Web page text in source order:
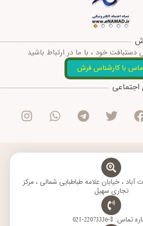
خود ، با ما در ارتباط باشید
با کارشناس فرش
اجتماعی
F
c
e
o
T
i
t
e
r
T
l
e
r
W
a
t
a
I
s
t
g
m
آباد ، خیابان علامه طباطبایی شمالی ، مرکز
تجاری سهیل
8-22073336-021